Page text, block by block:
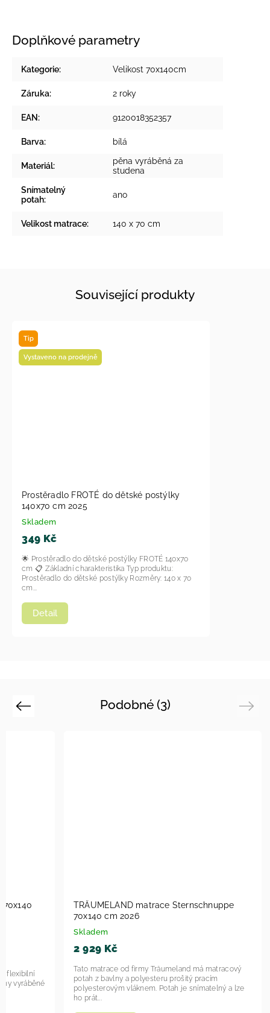
Doplňkové parametry
Kategorie: Velikost 70x140cm
Záruka: 2 roky
EAN: 9120018352357
Barva: bílá
Materiál:
pěna vyráběná za
studena
Snímatelný
potah: ano
Velikost matrace: 140 x 70 cm
Související produkty
Tip
Vystaveno na prodejně
Prostěradlo FROTÉ do dětské postýlky
140x70 cm 2025
Skladem
349 Kč
Detail
🌟 Prostěradlo do dětské postýlky FROTÉ 140x70
cm 📋 Základní charakteristika Typ produktu:
Prostěradlo do dětské postýlky Rozměry: 140 x 70
cm...
Podobné (3)
Previous
vyráběné
TRÄUMELAND matrace Sternschnuppe
70x140 cm 2026
Skladem
2 929 Kč
Tato matrace od firmy Träumeland má matracový
potah z bavlny a polyesteru prošitý pracím
polyesterovým vláknem. Potah je snímatelný a lze
ho prát...
Next